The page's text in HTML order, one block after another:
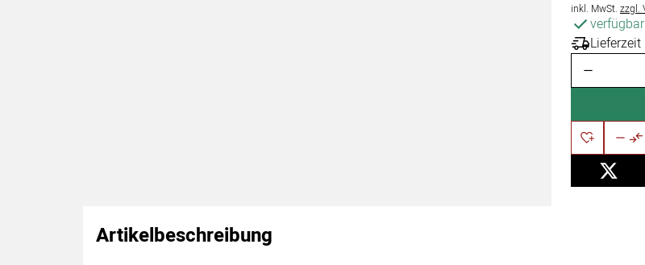
Steuerhinweis:
inkl. MwSt. zzgl.
verfügbar
Artikelbeschreibung